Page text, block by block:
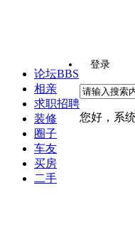
论坛BBS
相亲
求职招聘
装修
圈子
车友
买房
二手
登录
您好，系